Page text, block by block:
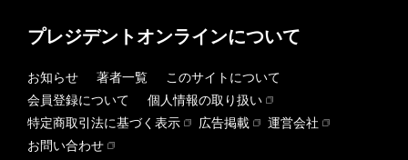
プレジデントオンラインについて
お知らせ 著者一覧
このサイトについて
会員登録について
個人情報の取り扱い
特定商取引法に基づく表示
広告掲載
運営会社
お問い合わせ